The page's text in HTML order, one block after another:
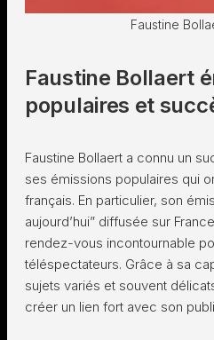
Faustine
Faustine Bollaert
populaires et
Faustine Bollaert a connu un
ses émissions populaires qui
français. En particulier, son
aujourd’hui” diffusée sur
rendez-vous incontournable
téléspectateurs. Grâce à sa
sujets variés et souvent
créer un lien fort avec son